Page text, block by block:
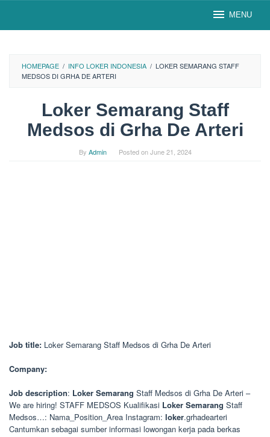
MENU
HOMEPAGE / INFO LOKER INDONESIA / LOKER SEMARANG STAFF
MEDSOS DI GRHA DE ARTERI
Loker Semarang Staff
Medsos di Grha De Arteri
By Admin Posted onJune 21, 2024
Job title: Loker Semarang Staff Medsos di Grha De Arteri
Company:
Job description: Loker Semarang Staff Medsos di Grha De Arteri –
We are hiring! STAFF MEDSOS Kualifikasi Loker Semarang Staff
Medsos…: Nama_Position_Area Instagram: loker.grhadearteri
Cantumkan sebagai sumber informasi lowongan kerja pada berkas